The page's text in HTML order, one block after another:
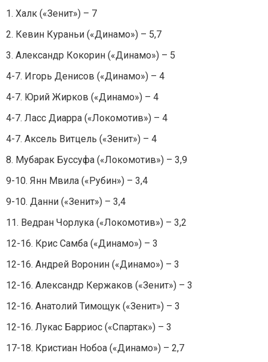
1. Халк («Зенит») – 7
2. Кевин Кураньи («Динамо») – 5,7
3. Александр Кокорин («Динамо») – 5
4-7. Игорь Денисов («Динамо») – 4
4-7. Юрий Жирков («Динамо») – 4
4-7. Ласс Диарра («Локомотив») – 4
4-7. Аксель Витцель («Зенит») – 4
8. Мубарак Буссуфа («Локомотив») – 3,9
9-10. Янн Мвила («Рубин») – 3,4
9-10. Данни («Зенит») – 3,4
11. Ведран Чорлука («Локомотив») – 3,2
12-16. Крис Самба («Динамо») – 3
12-16. Андрей Воронин («Динамо») – 3
12-16. Александр Кержаков («Зенит») – 3
12-16. Анатолий Тимощук («Зенит») – 3
12-16. Лукас Барриос («Спартак») – 3
17-18. Кристиан Нобоа («Динамо») – 2,7